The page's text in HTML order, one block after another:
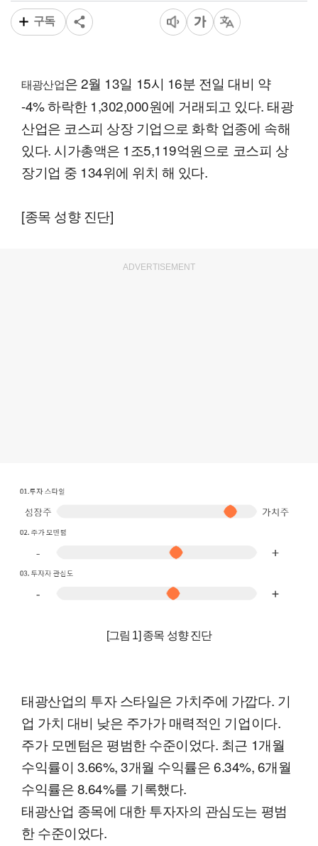
구독
태광산업은 2월 13일 15시 16분 전일 대비 약
-4% 하락한 1,302,000원에 거래되고 있다. 태광
산업은 코스피 상장 기업으로 화학 업종에 속해
있다. 시가총액은 1조5,119억원으로 코스피 상
장기업 중 134위에 위치 해 있다.
[종목 성향 진단]
ADVERTISEMENT
[그림 1] 종목 성향 진단
태광산업의 투자 스타일은 가치주에 가깝다. 기
업 가치 대비 낮은 주가가 매력적인 기업이다.
주가 모멘텀은 평범한 수준이었다. 최근 1개월
수익률이 3.66%, 3개월 수익률은 6.34%, 6개월
수익률은 8.64%를 기록했다.
태광산업 종목에 대한 투자자의 관심도는 평범
한 수준이었다.